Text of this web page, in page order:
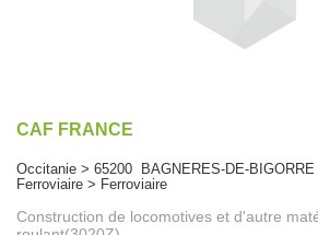
CAF FRANCE
Occitanie > 65200 BAGNERES-DE-BIGORRE
Ferroviaire > Ferroviaire
Construction de locomotives et d'autre